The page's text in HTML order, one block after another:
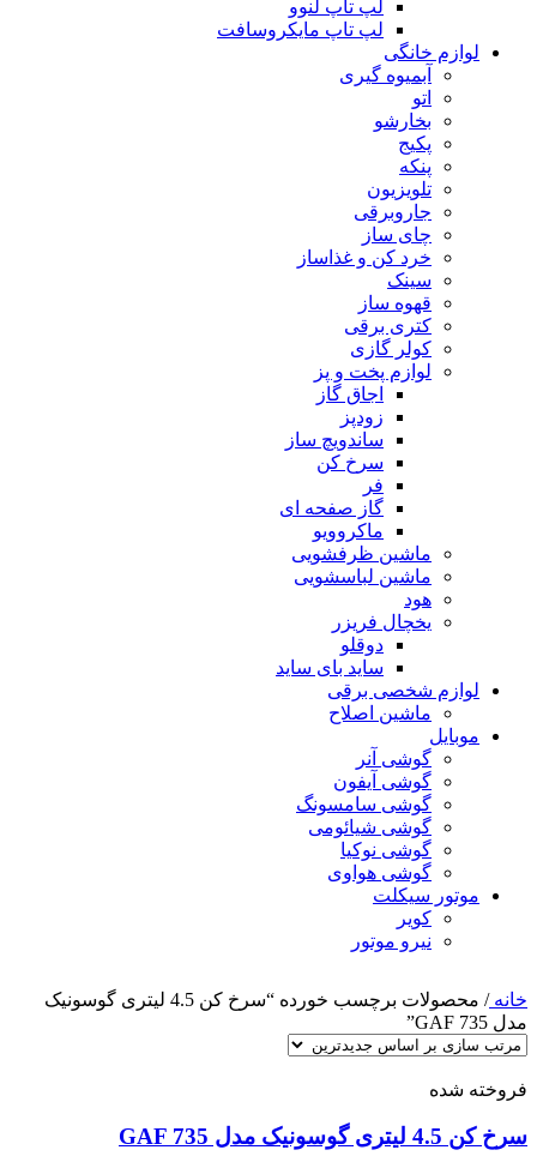
لپ تاپ لنوو
لپ تاپ مایکروسافت
لوازم خانگی
آبمیوه گیری
اتو
بخارشو
پکیج
پنکه
تلویزیون
جاروبرقی
چای ساز
خرد کن و غذاساز
سینک
قهوه ساز
کتری برقی
کولر گازی
لوازم پخت و پز
اجاق گاز
زودپز
ساندویچ ساز
سرخ کن
فر
گاز صفحه ای
ماکروویو
ماشین ظرفشویی
ماشین لباسشویی
هود
یخچال فریزر
دوقلو
ساید بای ساید
لوازم شخصی برقی
ماشین اصلاح
موبایل
گوشی آنر
گوشی آیفون
گوشی سامسونگ
گوشی شیائومی
گوشی نوکیا
گوشی هواوی
موتور سیکلت
کویر
نیرو موتور
خانه/
محصولات برچسب خورده “سرخ کن 4.5 لیتری گوسونیک
مدل GAF 735”
فروخته شده
سرخ کن 4.5 لیتری گوسونیک مدل GAF 735